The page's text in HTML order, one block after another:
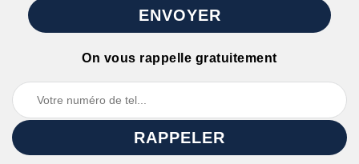
On vous rappelle gratuitement